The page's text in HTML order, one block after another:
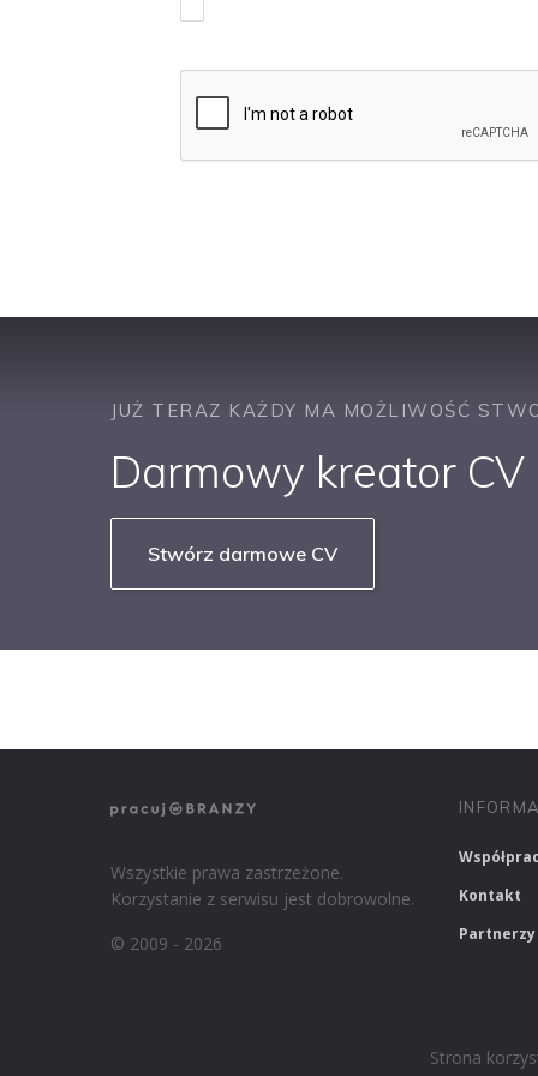
JUŻ TERAZ KAŻDY MA MOŻLIWOŚĆ
Darmowy kreator
Stwórz darmowe CV
Wszystkie prawa zastrzeżone.
Korzystanie z serwisu jest dobrowolne.
© 2009 - 2026
Kontakt
Partnerzy
Strona